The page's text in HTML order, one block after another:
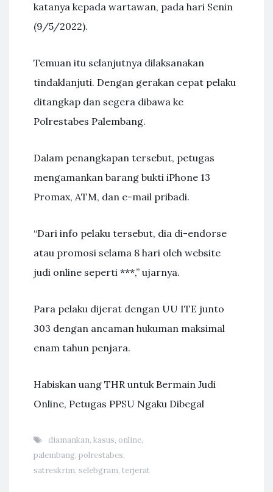
katanya kepada wartawan, pada hari Senin
(9/5/2022).
Temuan itu selanjutnya dilaksanakan
tindaklanjuti. Dengan gerakan cepat pelaku
ditangkap dan segera dibawa ke
Polrestabes Palembang.
Dalam penangkapan tersebut, petugas
mengamankan barang bukti iPhone 13
Promax, ATM, dan e-mail pribadi.
“Dari info pelaku tersebut, dia di-endorse
atau promosi selama 8 hari oleh website
judi online seperti ***,” ujarnya.
Para pelaku dijerat dengan UU ITE junto
303 dengan ancaman hukuman maksimal
enam tahun penjara.
Habiskan uang THR untuk Bermain Judi
Online, Petugas PPSU Ngaku Dibegal
diamankan, kasus, online,
palembang, polrestabes,
satreskrim, selebgram, terjerat